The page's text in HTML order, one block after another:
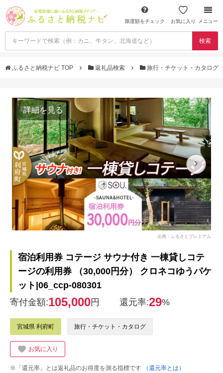
限度額をチェック お気に入り メニュー
検索
ふるさと納税ナビ TOP 返礼品検索 旅行・チケット・カタログ
詳細を見る
出典：ふるさとプレミアム
宿泊利用券 コテージ サウナ付き 一棟貸しコテ
ージの利用券 （30,000円分） クロネコゆうパケ
ット|06_ccp-080301
寄付金額:105,000円 還元率:29%
宮城県 利府町 旅行・チケット・カタログ
お気に入り
※「還元率」とは返礼品のお得度を測る指標です
（還元率とは）